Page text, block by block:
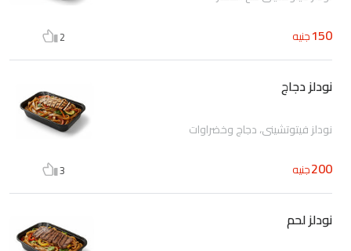
150جنيه 2
نودلز دجاج
نودلز فيتوتشيني، دجاج وخضراوات
200جنيه 3
نودلز لحم